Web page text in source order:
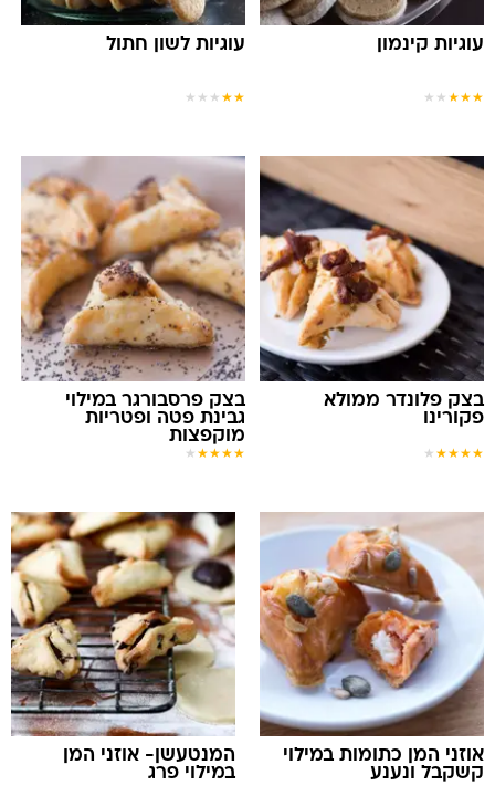
עוגיות קינמון
★
★
★
★
★
עוגיות לשון חתול
★
★
★
★
★
בצק פלונדר ממולא
פקורינו
★
★
★
★
★
בצק פרסבורגר במילוי
גבינת פטה ופטריות
מוקפצות
★
★
★
★
★
אוזני המן כתומות במילוי
קשקבל ונענע
המנטעשן- אוזני המן
במילוי פרג